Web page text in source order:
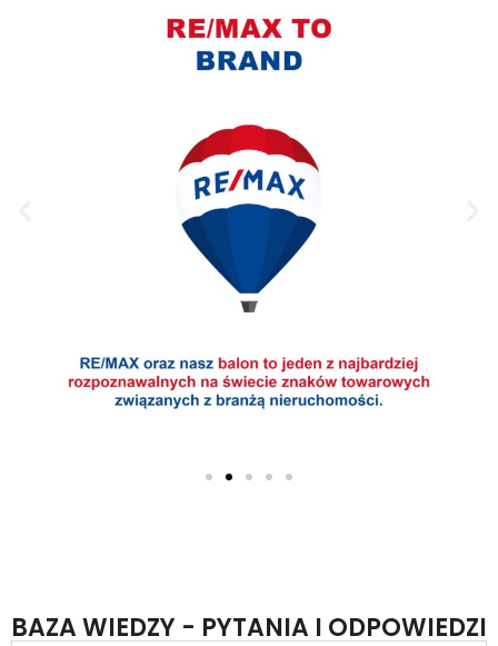
BAZA WIEDZY - PYTANIA I ODPOWIEDZI